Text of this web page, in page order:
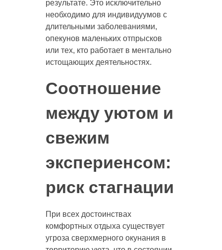
результате. Это исключительно
необходимо для индивидуумов с
длительными заболеваниями,
опекунов маленьких отпрысков
или тех, кто работает в ментально
истощающих деятельностях.
Соотношение
между уютом и
свежим
экспериенсом:
риск стагнации
При всех достоинствах
комфортных отдыха существует
угроза сверхмерного окунания в